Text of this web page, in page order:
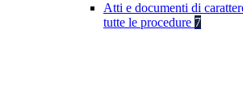
Atti e documenti di
tutte le procedure 7